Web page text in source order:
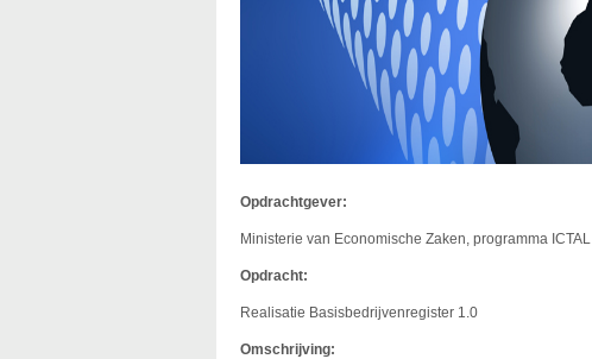
Opdrachtgever:
Ministerie van Economische Zaken, programma ICTAL
Opdracht:
Realisatie Basisbedrijvenregister 1.0
Omschrijving: